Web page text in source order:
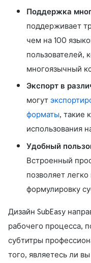
Поддержка
поддерживает
чем на 100
пользователей,
многоязычный
Экспорт в
могут
форматы, такие
использования
Удобный
Встроенный
позволяет
формулировку
Дизайн SubEasy
рабочего процесса,
субтитры
того, являетесь ли